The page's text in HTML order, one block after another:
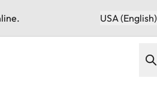
USA (English)